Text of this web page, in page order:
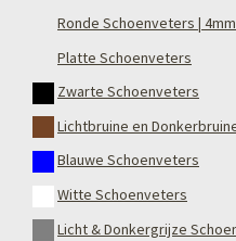
Ronde Schoenveters |
Platte Schoenveters
Zwarte Schoenveters
Lichtbruine en
Blauwe Schoenveters
Witte Schoenveters
Licht & Donkergrijze